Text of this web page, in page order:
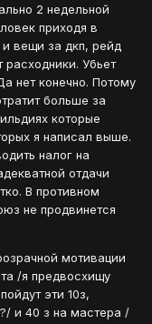
2 недельной
приходя в
вещи за дкп, рейд
расходники. Убьет
нет конечно. Потому
больше за
которые
я написал выше.
налог на
отдачи
В противном
не продвинется
мотивации
/я предвосхищу
эти 10з,
и 40 з на мастера /